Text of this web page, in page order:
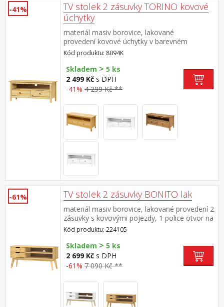
-41%
TV stolek 2 zásuvky TORINO kovové
úchytky
materiál masiv borovice, lakované
provedení kovové úchytky v barevném
provedení černěná mosaz 2 zásuvky s
kovovými pojezdy, 1 police
Kód produktu: 8094K
Skladem > 5 ks
2 499 Kč s DPH
-41% 4 299 Kč **
-61% TV stolek 2 zásuvky BONITO lak
materiál masiv borovice, lakované provedení 2
zásuvky s kovovými pojezdy, 1 police otvor na
protažení kabelů
Kód produktu: 224105
Skladem > 5 ks
2 699 Kč s DPH
-61% 7 090 Kč **